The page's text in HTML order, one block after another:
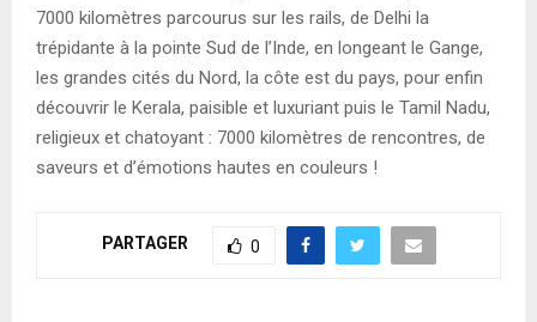
7000 kilomètres parcourus sur les rails, de Delhi la
trépidante à la pointe Sud de l’Inde, en longeant le Gange,
les grandes cités du Nord, la côte est du pays, pour enfin
découvrir le Kerala, paisible et luxuriant puis le Tamil Nadu,
religieux et chatoyant : 7000 kilomètres de rencontres, de
saveurs et d’émotions hautes en couleurs !
PARTAGER 0